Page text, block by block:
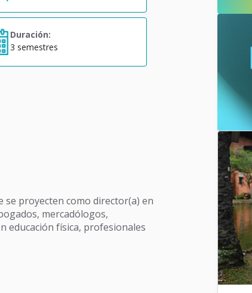
Duración:
3 semestres
se proyecten como director(a) en
mercadólogos,
educación física, profesionales